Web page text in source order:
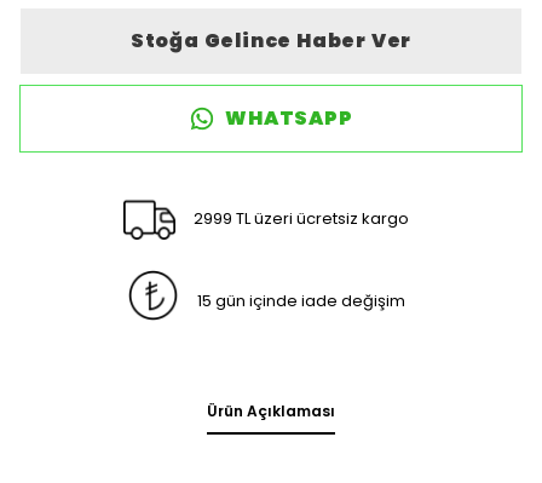
Stoğa Gelince Haber Ver
WHATSAPP
2999 TL üzeri ücretsiz kargo
15 gün içinde iade değişim
Ürün Açıklaması